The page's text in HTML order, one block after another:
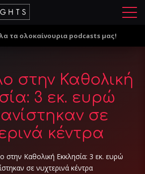
Μ
ο
τα ολοκαίνουρια podcasts μας!
στην Καθολική
3 εκ. ευρώ
σε
κέντρα
στην Καθολική Εκκλησία: 3 εκ. ευρώ
σε νυχτερινά κέντρα